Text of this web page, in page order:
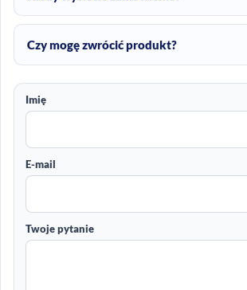
Czy mogę zwrócić produkt?
Imię
E-mail
Twoje pytanie